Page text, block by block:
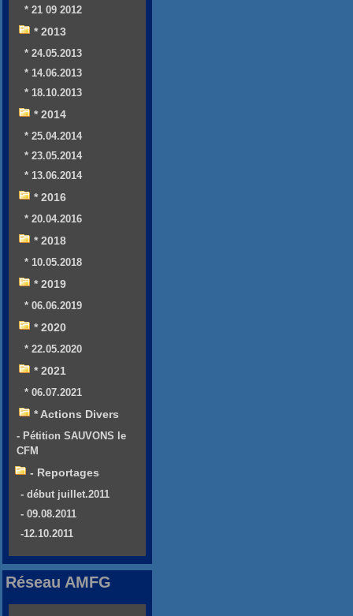
* 21 09 2012
* 2013
* 24.05.2013
* 14.06.2013
* 18.10.2013
* 2014
* 25.04.2014
* 23.05.2014
* 13.06.2014
* 2016
* 20.04.2016
* 2018
* 10.05.2018
* 2019
* 06.06.2019
* 2020
* 22.05.2020
* 2021
* 06.07.2021
* Actions Divers
- Pétition SAUVONS le
CFM
- Reportages
- début juillet.2011
- 09.08.2011
-12.10.2011
Réseau AMFG